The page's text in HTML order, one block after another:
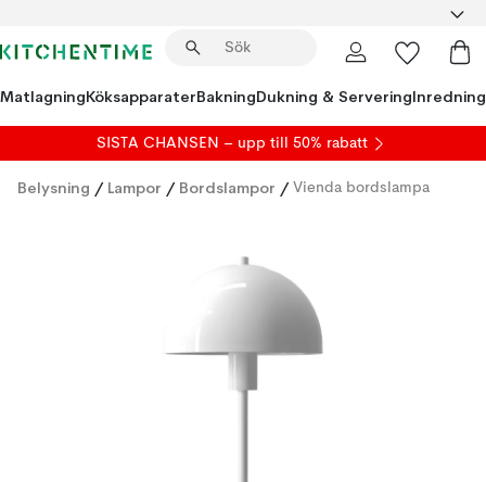
MatlagningKöksapparaterBakningDukning & ServeringInredning
SISTA CHANSEN – upp till 50% rabatt
Belysning / Lampor / Bordslampor / Vienda bordslampa